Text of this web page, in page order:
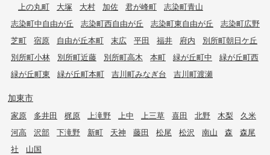
上の丸町 大塚 大村 加佐 君が峰町
志染町青山
志染町中自由が丘
志染町西自由が丘 志染町東自由が丘
志染町広野
芝町
宿原 自由が丘本町 末広 平田 福井 府内
別所町朝日ケ丘
別所町小林
別所町近藤 別所町高木 本町 緑が丘町中
緑が丘町西
緑が丘町東
緑が丘町本町 吉川町みなぎ台 吉川町渡瀬
加東市
家原 多井田 梶原 上滝野 上中 上三草 喜田 北野 木梨
久米
河高
沢部 下滝野 新町 天神 藤田 松尾 松沢 南山 森
森尾
社
山国